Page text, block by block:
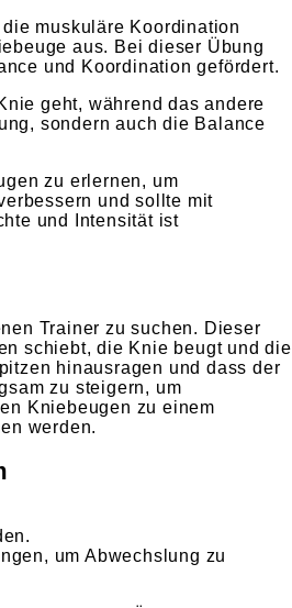
muskuläre Koordination
aus. Bei dieser Übung
und Koordination gefördert.
geht, während das andere
sondern auch die Balance
zu erlernen, um
und sollte mit
und Intensität ist
Trainer zu suchen. Dieser
schiebt, die Knie beugt und die
hinausragen und dass der
zu steigern, um
Kniebeugen zu einem
werden.
um Abwechslung zu